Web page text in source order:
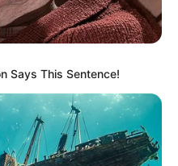
Says This Sentence!